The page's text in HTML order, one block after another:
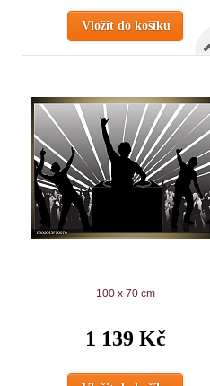
Vložit do košíku
100 x 70 cm
1 139 Kč